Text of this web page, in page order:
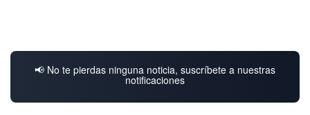
📢 No te pierdas ninguna noticia, suscríbete a nuestras
notificaciones